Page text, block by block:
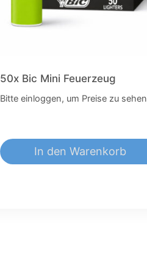
50x Bic Mini Feuerzeug
Bitte einloggen, um Preise zu sehen
In den Warenkorb